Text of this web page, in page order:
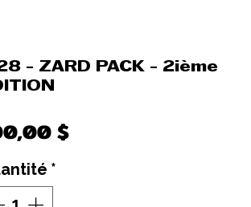
- ZARD PACK - 2ième
$Prix
*